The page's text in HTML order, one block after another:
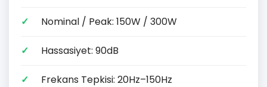
Nominal / Peak: 150W / 300W
Hassasiyet: 90dB
Frekans Tepkisi: 20Hz–150Hz